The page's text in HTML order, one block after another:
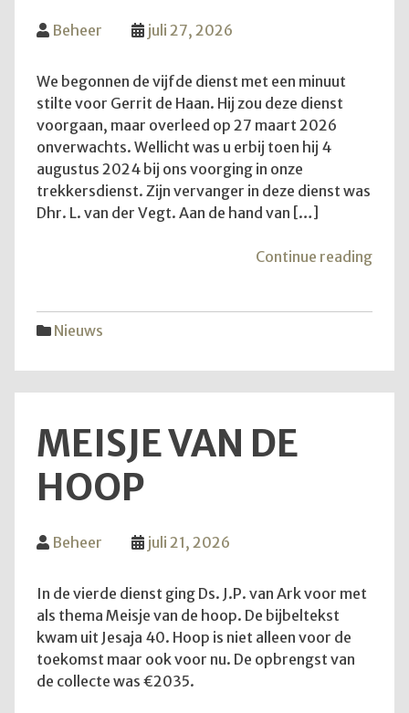
Beheer juli 27, 2026
We begonnen de vijfde dienst met een minuut
stilte voor Gerrit de Haan. Hij zou deze dienst
voorgaan, maar overleed op 27 maart 2026
onverwachts. Wellicht was u erbij toen hij 4
augustus 2024 bij ons voorging in onze
trekkersdienst. Zijn vervanger in deze dienst was
Dhr. L. van der Vegt. Aan de hand van […]
Continue reading"De
Nieuws
MEISJE VAN DE
HOOP
Beheer juli 21, 2026
In de vierde dienst ging Ds. J.P. van Ark voor met
als thema Meisje van de hoop. De bijbeltekst
kwam uit Jesaja 40. Hoop is niet alleen voor de
toekomst maar ook voor nu. De opbrengst van
de collecte was €2035.